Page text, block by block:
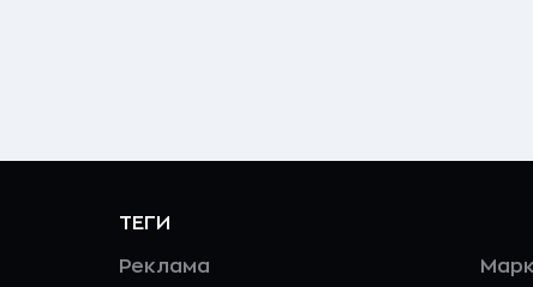
ТЕГИ
Реклама